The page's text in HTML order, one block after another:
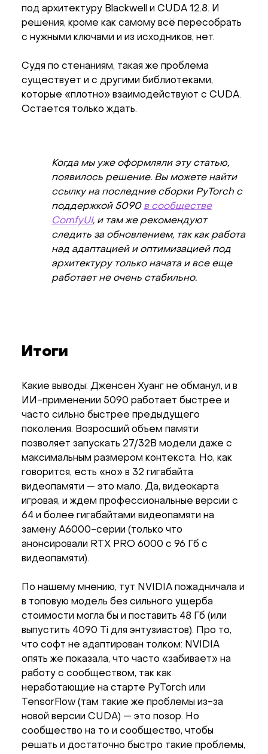
под архитектуру Blackwell и CUDA 12.8. И
решения, кроме как самому всё пересобрать
с нужными ключами и из исходников, нет.
Судя по стенаниям, такая же проблема
существует и с другими библиотеками,
которые «плотно» взаимодействуют с CUDA.
Остается только ждать.
Когда мы уже оформляли эту статью,
появилось решение. Вы можете найти
ссылку на последние сборки PyTorch с
поддержкой 5090 в сообществе
ComfyUI, и там же рекомендуют
следить за обновлением, так как работа
над адаптацией и оптимизацией под
архитектуру только начата и все еще
работает не очень стабильно.
Итоги
Какие выводы: Дженсен Хуанг не обманул, и в
ИИ-применении 5090 работает быстрее и
часто сильно быстрее предыдущего
поколения. Возросший объем памяти
позволяет запускать 27/32B модели даже с
максимальным размером контекста. Но, как
говорится, есть «но» в 32 гигабайта
видеопамяти — это мало. Да, видеокарта
игровая, и ждем профессиональные версии с
64 и более гигабайтами видеопамяти на
замену A6000-серии (только что
анонсировали RTX PRO 6000 с 96 Гб с
видеопамяти).
По нашему мнению, тут NVIDIA пожадничала и
в топовую модель без сильного ущерба
стоимости могла бы и поставить 48 Гб (или
выпустить 4090 Ti для энтузиастов). Про то,
что софт не адаптирован толком: NVIDIA
опять же показала, что часто «забивает» на
работу с сообществом, так как
неработающие на старте PyTorch или
TensorFlow (там такие же проблемы из-за
новой версии CUDA) — это позор. Но
сообщество на то и сообщество, чтобы
решать и достаточно быстро такие проблемы,